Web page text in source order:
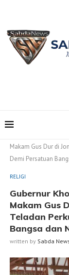
Makam Gus Dur di
Demi Persatuan
RELIGI
Gubernur
Makam Gus
Teladan
Bangsa dan
written by Sabda